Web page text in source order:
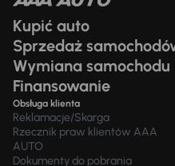
Kupić auto
Sprzedaż
Wymiana samochodu
Finansowanie
Obsługa klienta
Reklamacje/Skarga
Rzecznik praw klientów AAA
AUTO
Dokumenty do pobrania